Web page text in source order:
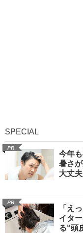
SPECIAL
PR
今年
暑さ
大丈
PR
「え
イタ
る“頭